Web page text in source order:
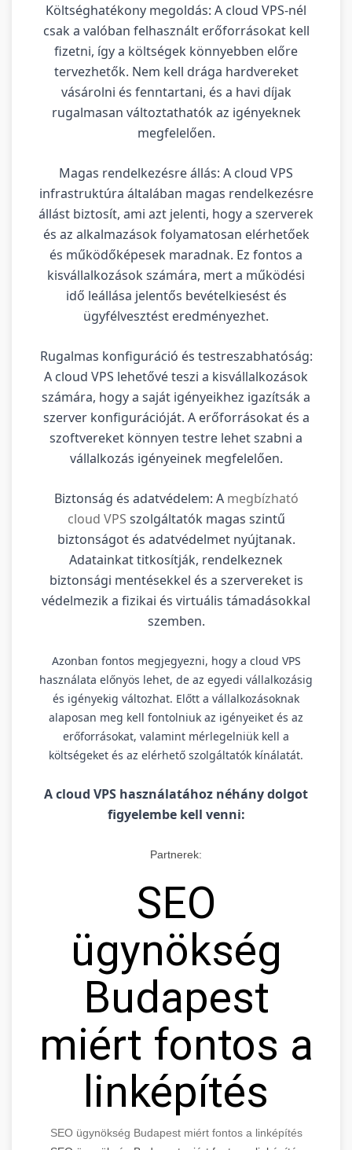
Költséghatékony megoldás: A cloud VPS-nél
csak a valóban felhasznált erőforrásokat kell
fizetni, így a költségek könnyebben előre
tervezhetők. Nem kell drága hardvereket
vásárolni és fenntartani, és a havi díjak
rugalmasan változtathatók az igényeknek
megfelelően.
Magas rendelkezésre állás: A cloud VPS
infrastruktúra általában magas rendelkezésre
állást biztosít, ami azt jelenti, hogy a szerverek
és az alkalmazások folyamatosan elérhetőek
és működőképesek maradnak. Ez fontos a
kisvállalkozások számára, mert a működési
idő leállása jelentős bevételkiesést és
ügyfélvesztést eredményezhet.
Rugalmas konfiguráció és testreszabhatóság:
A cloud VPS lehetővé teszi a kisvállalkozások
számára, hogy a saját igényeikhez igazítsák a
szerver konfigurációját. A erőforrásokat és a
szoftvereket könnyen testre lehet szabni a
vállalkozás igényeinek megfelelően.
Biztonság és adatvédelem: A megbízható
cloud VPS szolgáltatók magas szintű
biztonságot és adatvédelmet nyújtanak.
Adatainkat titkosítják, rendelkeznek
biztonsági mentésekkel és a szervereket is
védelmezik a fizikai és virtuális támadásokkal
szemben.
Azonban fontos megjegyezni, hogy a cloud VPS
használata előnyös lehet, de az egyedi vállalkozásig
és igényekig változhat. Előtt a vállalkozásoknak
alaposan meg kell fontolniuk az igényeiket és az
erőforrásokat, valamint mérlegelniük kell a
költségeket és az elérhető szolgáltatók kínálatát.
A cloud VPS használatához néhány dolgot
figyelembe kell venni:
Partnerek:
SEO
ügynökség
Budapest
miért fontos a
linképítés
SEO ügynökség Budapest miért fontos a linképítés